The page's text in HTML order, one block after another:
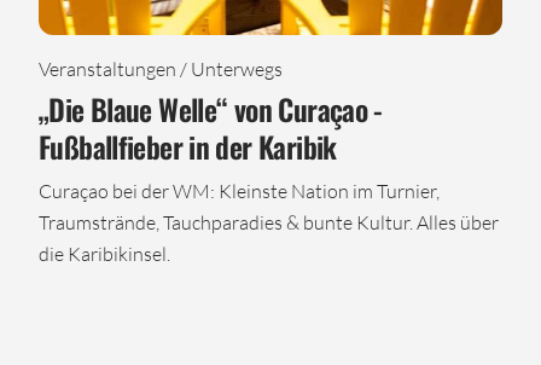
Veranstaltungen / Unterwegs
„Die Blaue Welle“ von Curaçao -
Fußballfieber in der Karibik
Curaçao bei der WM: Kleinste Nation im Turnier,
Traumstrände, Tauchparadies & bunte Kultur. Alles über
die Karibikinsel.